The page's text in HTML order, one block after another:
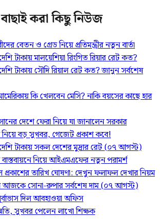
করা কিছু নিউজ
বেতন ও গ্রেড নিয়ে প্রতিমন্ত্রীর নতুন বার্তা
টাকায় মালয়েশিয়া রিংগিত রিয়ার রেট কত?
টাকায় সৌদি রিয়াল রেট কত? জানুন সর্বশেষ
কি খেলবেন মেসি? নাকি বয়সের কাছে হার
দেশে ফেরা নিয়ে যা জানালেন সরকার
বড় সুখবর, গেজেট প্রকাশ কবে!
টাকায় সকল দেশের মুদ্রার রেট (০৭ আগস্ট)
নিয়ে আইএমএফের নতুন পরামর্শ
তারিখ ঘোষণা: দেখুন ফলাফল দেখার নিয়ম
আজকে সোনা-রুপার সর্বশেষ দাম (০৭ আগস্ট)
দিল আবহাওয়া অফিস
সুখবর পেলেন লাখো শিক্ষক